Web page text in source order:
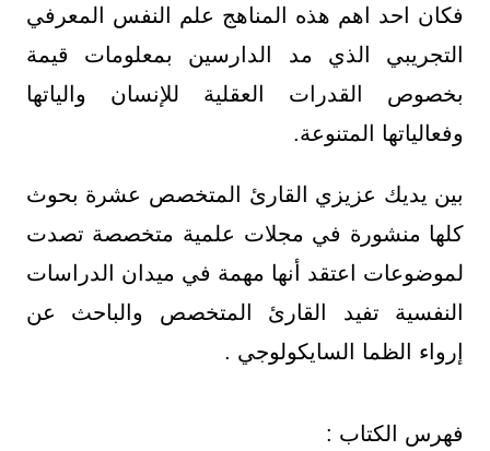
فكان احد اهم هذه المناهج علم النفس المعرفي
التجريبي الذي مد الدارسين بمعلومات قيمة
بخصوص القدرات العقلية للإنسان والياتها
وفعالياتها المتنوعة.
بين يديك عزيزي القارئ المتخصص عشرة بحوث
كلها منشورة في مجلات علمية متخصصة تصدت
لموضوعات اعتقد أنها مهمة في ميدان الدراسات
النفسية تفيد القارئ المتخصص والباحث عن
إرواء الظما السايكولوجي .
فهرس الكتاب :